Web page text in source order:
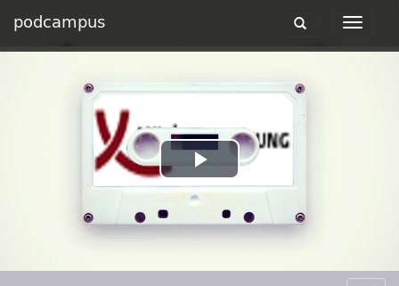
podcampus
Toggle
Toggle
Play
Video